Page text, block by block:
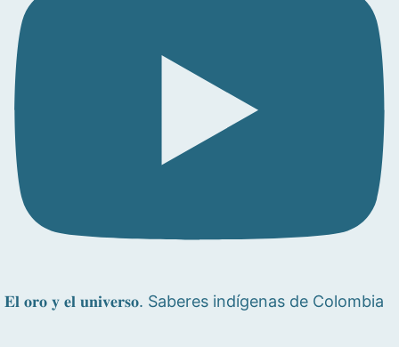
𝐄𝐥 𝐨𝐫𝐨 𝐲 𝐞𝐥 𝐮𝐧𝐢𝐯𝐞𝐫𝐬𝐨. Saberes indígenas de Colombia